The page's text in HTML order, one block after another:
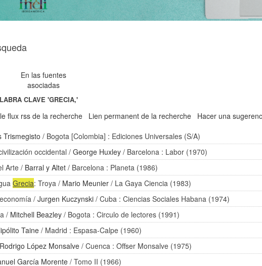
En las fuentes
asociadas
CLAVE'GRECIA,'
flux rss de la recherche Lien permanent de la recherche
Hacer una
Trismegisto / Bogota [Colombia] : Ediciones Universales (S/A)
occidental /George Huxley / Barcelona : Labor (1970)
Arte / Barral y Altet / Barcelona : Planeta (1986)
Grecia: Troya / Mario Meunier / La Gaya Ciencia (1983)
/Jurgen Kuczynski / Cuba : Ciencias Sociales Habana (1974)
/ Mitchell Beazley / Bogota : Circulo de lectores (1991)
Taine/ Madrid : Espasa-Calpe (1960)
Rodrigo López Monsalve / Cuenca : Offser Monsalve (1975)
García Morente / Tomo II (1966)